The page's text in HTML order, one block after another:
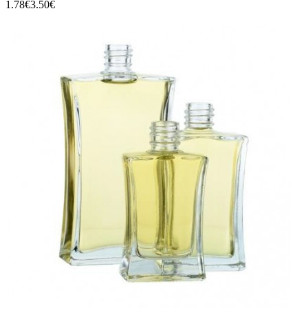
1.78€3.50€